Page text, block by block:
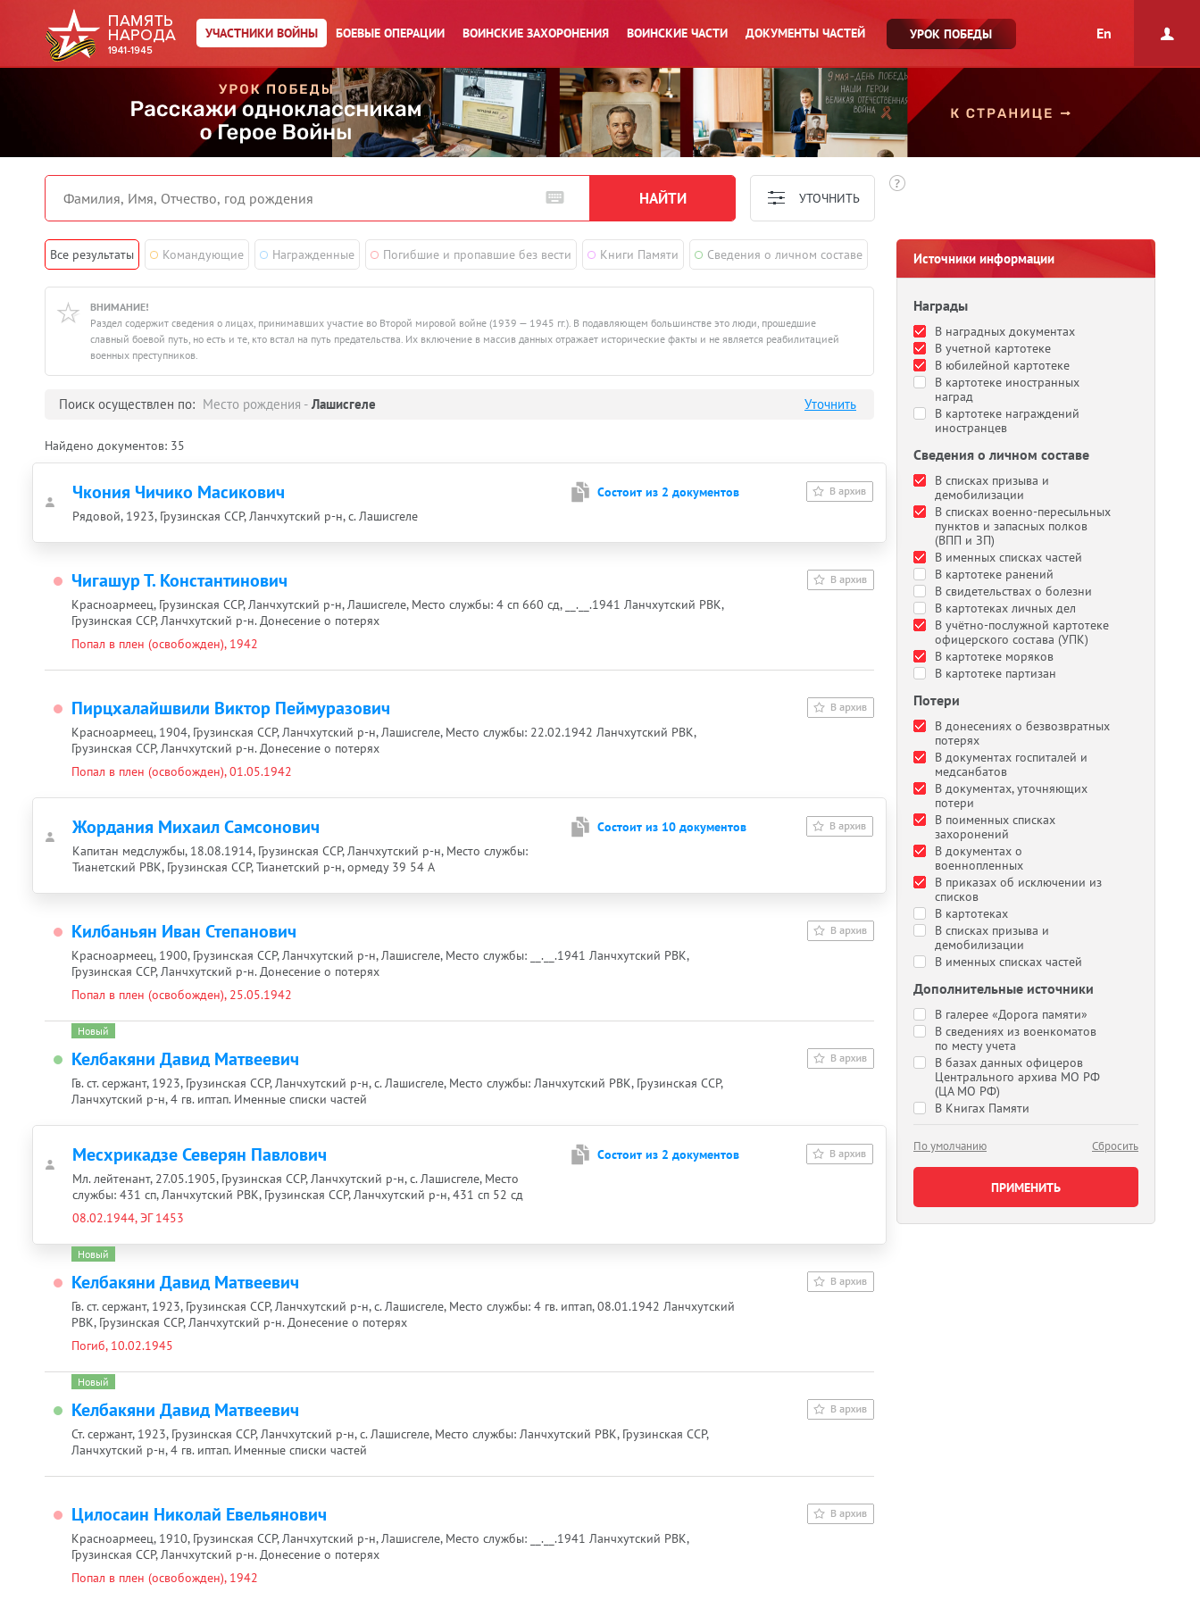
УЧАСТНИКИ ВОЙНЫ БОЕВЫЕ ОПЕРАЦИИ ВОИНСКИЕ ЗАХОРОНЕНИЯ ВОИНСКИЕ ЧАСТИ ДОКУМЕНТЫ ЧАСТЕЙ УРОК ПОБЕДЫ En
УТОЧНИТЬ
Источники информации
Награды
В наградных документах
В учетной картотеке
В юбилейной картотеке
В картотеке иностранных
наград
В картотеке награждений
иностранцев
Сведения о личном составе
В списках призыва и
демобилизации
В списках военно-пересыльных
пунктов и запасных полков
(ВПП и ЗП)
В именных списках частей
В картотеке ранений
В свидетельствах о болезни
В картотеках личных дел
В учётно-послужной картотеке
офицерского состава (УПК)
В картотеке моряков
В картотеке партизан
Потери
В донесениях о безвозвратных
потерях
В документах госпиталей и
медсанбатов
В документах, уточняющих
потери
В поименных списках
захоронений
В документах о
военнопленных
В приказах об исключении из
списков
В картотеках
В списках призыва и
демобилизации
В именных списках частей
Дополнительные источники
В галерее «Дорога памяти»
В сведениях из военкоматов
по месту учета
В базах данных офицеров
Центрального архива МО РФ
(ЦА МО РФ)
В Книгах Памяти
По умолчанию Сбросить
Все результаты Командующие Награжденные Погибшие и пропавшие без вести Книги Памяти Сведения о личном составе
ВНИМАНИЕ!
Раздел содержит сведения о лицах, принимавших участие во Второй мировой войне (1939 — 1945 гг.). В подавляющем большинстве это люди, прошедшие
славный боевой путь, но есть и те, кто встал на путь предательства. Их включение в массив данных отражает исторические факты и не является реабилитацией
военных преступников.
Поиск осуществлен по: Место рождения - Лашисгеле Уточнить
Найдено документов: 35
Чкония Чичико Масикович
Cостоит из 2 документов
Рядовой, 1923, Грузинская ССР, Ланчхутский р-н, с. Лашисгеле
Чигашур Т. Константинович
Красноармеец, Грузинская ССР, Ланчхутский р-н, Лашисгеле, Место службы: 4 сп 660 сд, __.__.1941 Ланчхутский РВК,
Грузинская ССР, Ланчхутский р-н. Донесение о потерях
Попал в плен (освобожден), 1942
Пирцхалайшвили Виктор Пеймуразович
Красноармеец, 1904, Грузинская ССР, Ланчхутский р-н, Лашисгеле, Место службы: 22.02.1942 Ланчхутский РВК,
Грузинская ССР, Ланчхутский р-н. Донесение о потерях
Попал в плен (освобожден), 01.05.1942
Жордания Михаил Самсонович
Cостоит из 10 документов
Капитан медслужбы, 18.08.1914, Грузинская ССР, Ланчхутский р-н, Место службы:
Тианетский РВК, Грузинская ССР, Тианетский р-н, ормеду 39 54 А
Килбаньян Иван Степанович
Красноармеец, 1900, Грузинская ССР, Ланчхутский р-н, Лашисгеле, Место службы: __.__.1941 Ланчхутский РВК,
Грузинская ССР, Ланчхутский р-н. Донесение о потерях
Попал в плен (освобожден), 25.05.1942
Новый
Келбакяни Давид Матвеевич
Гв. ст. сержант, 1923, Грузинская ССР, Ланчхутский р-н, с. Лашисгеле, Место службы: Ланчхутский РВК, Грузинская ССР,
Ланчхутский р-н, 4 гв. иптап. Именные списки частей
Месхрикадзе Северян Павлович
Cостоит из 2 документов
Мл. лейтенант, 27.05.1905, Грузинская ССР, Ланчхутский р-н, с. Лашисгеле, Место
службы: 431 сп, Ланчхутский РВК, Грузинская ССР, Ланчхутский р-н, 431 сп 52 сд
08.02.1944, ЭГ 1453
Новый
Келбакяни Давид Матвеевич
Гв. ст. сержант, 1923, Грузинская ССР, Ланчхутский р-н, с. Лашисгеле, Место службы: 4 гв. иптап, 08.01.1942 Ланчхутский
РВК, Грузинская ССР, Ланчхутский р-н. Донесение о потерях
Погиб, 10.02.1945
Новый
Келбакяни Давид Матвеевич
Ст. сержант, 1923, Грузинская ССР, Ланчхутский р-н, с. Лашисгеле, Место службы: Ланчхутский РВК, Грузинская ССР,
Ланчхутский р-н, 4 гв. иптап. Именные списки частей
Цилосаин Николай Евельянович
Красноармеец, 1910, Грузинская ССР, Ланчхутский р-н, Лашисгеле, Место службы: __.__.1941 Ланчхутский РВК,
Грузинская ССР, Ланчхутский р-н. Донесение о потерях
Попал в плен (освобожден), 1942